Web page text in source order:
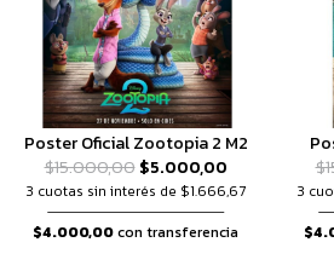
Poster Oficial Zootopia 2 M2
$15.000,00$5.000,00
3 cuotas sin interés de $1.666,67
$4.000,00con transferencia
3